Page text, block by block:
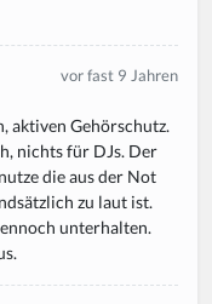
vor fast 9 Jahren
aktiven Gehörschutz.
nichts für DJs. Der
die aus der Not
zu laut ist.
unterhalten.